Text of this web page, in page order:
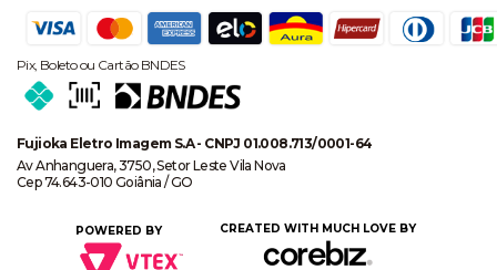
Pix, Boleto ou Cartão BNDES
Fujioka Eletro Imagem S.A - CNPJ 01.008.713/0001-64
Av Anhanguera, 3750, Setor Leste Vila Nova
Cep 74.643-010 Goiânia / GO
POWERED BY CREATED WITH MUCH LOVE BY